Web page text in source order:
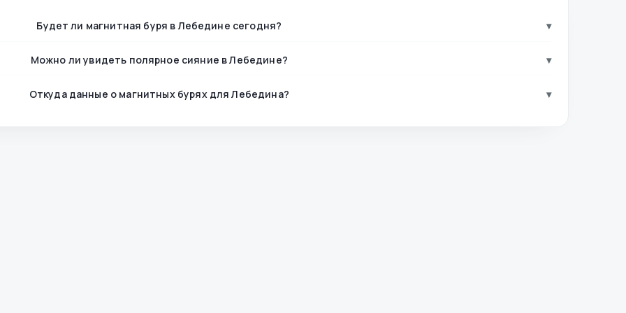
Будет ли магнитная буря в Лебедине сегодня? ▾
Можно ли увидеть полярное сияние в Лебедине? ▾
Откуда данные о магнитных бурях для Лебедина? ▾